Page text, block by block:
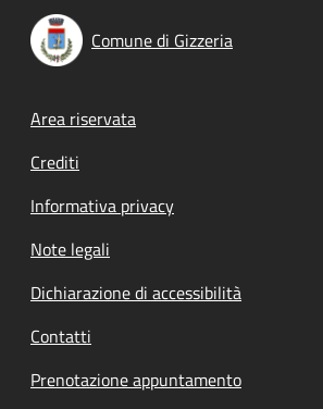
Comune di Gizzeria
Footer menu
Area riservata
Crediti
Informativa privacy
Note legali
Dichiarazione di accessibilità
Contatti
Prenotazione appuntamento